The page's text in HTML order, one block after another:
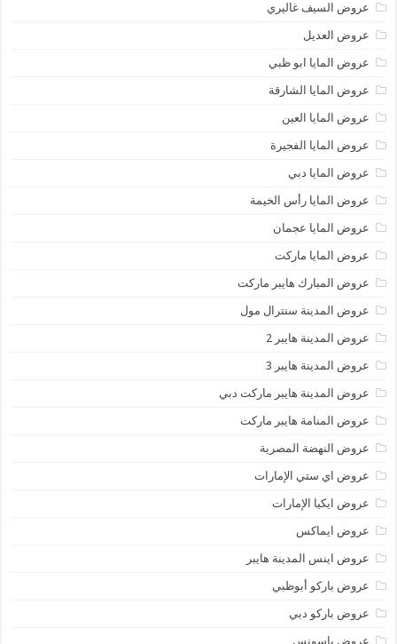
عروض السيف غاليري
عروض العديل
عروض المايا ابو ظبي
عروض المايا الشارقة
عروض المايا العين
عروض المايا الفجيرة
عروض المايا دبي
عروض المايا رأس الخيمة
عروض المايا عجمان
عروض المايا ماركت
عروض المبارك هايبر ماركت
عروض المدينة سنترال مول
عروض المدينة هايبر 2
عروض المدينة هايبر 3
عروض المدينة هايبر ماركت دبي
عروض المنامة هايبر ماركت
عروض النهضة المصرية
عروض اي ستي الإمارات
عروض ايكيا الإمارات
عروض ايماكس
عروض اينس المدينة هايبر
عروض باركو أبوظبي
عروض باركو دبي
عروض باسونس